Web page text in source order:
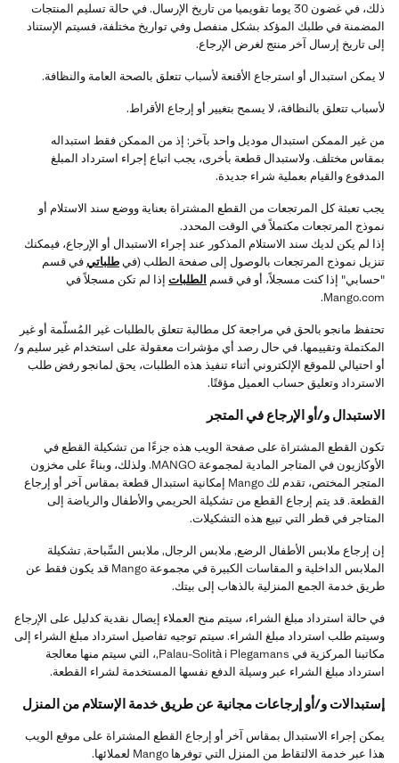
ذلك، في غضون 30 يوما تقويميا من تاريخ الإرسال. في حالة تسليم المنتجات
المضمنة في طلبك المؤكد بشكل منفصل وفي تواريخ مختلفة، فسيتم الإستناد
إلى تاريخ إرسال آخر منتج لغرض الإرجاع.
لا يمكن استبدال أو استرجاع الأقنعة لأسباب تتعلق بالصحة العامة والنظافة.
لأسباب تتعلق بالنظافة، لا يسمح بتغيير أو إرجاع الأقراط.
من غير الممكن استبدال موديل واحد بآخر: إذ من الممكن فقط استبداله
بمقاس مختلف. ولاستبدال قطعة بأخرى، يجب اتباع إجراء استرداد المبلغ
المدفوع والقيام بعملية شراء جديدة.
يجب تعبئة كل المرتجعات من القطع المشتراة بعناية ووضع سند الاستلام أو
نموذج المرتجعات مكتملاً في الوقت المحدد.
إذا لم يكن لديك سند الاستلام المذكور عند إجراء الاستبدال أو الإرجاع، فيمكنك
تنزيل نموذج المرتجعات بالوصول إلى صفحة الطلب (فيطلباتيفي قسم
"حسابي" إذا كنت مسجلاً، أو في قسم الطلبات إذا لم تكن مسجلاً في
Mango.com.
تحتفظ مانجو بالحق في مراجعة كل مطالبة تتعلق بالطلبات غير المُسلّمة أو غير
المكتملة وتقييمها. في حال رصد أي مؤشرات معقولة على استخدام غير سليم و/
أو احتيالي للموقع الإلكتروني أثناء تنفيذ هذه الطلبات، يحق لمانجو رفض طلب
الاسترداد وتعليق حساب العميل مؤقتًا.
الاستبدال و/أو الإرجاع في المتجر
تكون القطع المشتراة على صفحة الويب هذه جزءًا من تشكيلة القطع في
الأوكازيون في المتاجر المادية لمجموعة MANGO. ولذلك، وبناءً على مخزون
المتجر المختص، تقدم لك Mango إمكانية استبدال قطعة بمقاس آخر أو إرجاع
القطعة. قد يتم إرجاع القطع من تشكيلة الحريمي والأطفال والرياضة إلى
المتاجر في قطر التي تبيع هذه التشكيلات.
إن إرجاع ملابس الأطفال الرضع, ملابس الرجال, ملابس السِّباحة, تشكيلة
الملابس الداخلية و المقاسات الكبيرة في مجموعة Mango قد يكون فقط عن
طريق خدمة الجمع المنزلية بالذهاب إلى بيتك.
في حالة استرداد مبلغ الشراء، سيتم منح العملاء إيصال نقدية كدليل على الإرجاع
وسيتم طلب استرداد مبلغ الشراء. سيتم توجيه تفاصيل استرداد مبلغ الشراء إلى
مكاتبنا المركزية في Palau-Solità i Plegamans,، التي سيتم منها معالجة
استرداد مبلغ الشراء عبر وسيلة الدفع نفسها المستخدمة لشراء القطعة.
إستبدالات و/أو إرجاعات مجانية عن طريق خدمة الإستلام من المنزل
يمكن إجراء الاستبدال بمقاس آخر أو إرجاع القطع المشتراة على موقع الويب
هذا عبر خدمة الالتقاط من المنزل التي توفرها Mango لعملائها.